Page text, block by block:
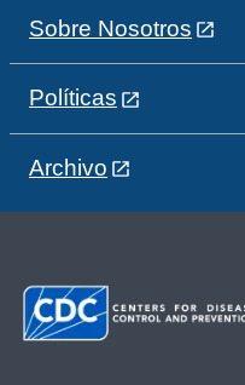
Sobre Nosotros
Políticas
Archivo